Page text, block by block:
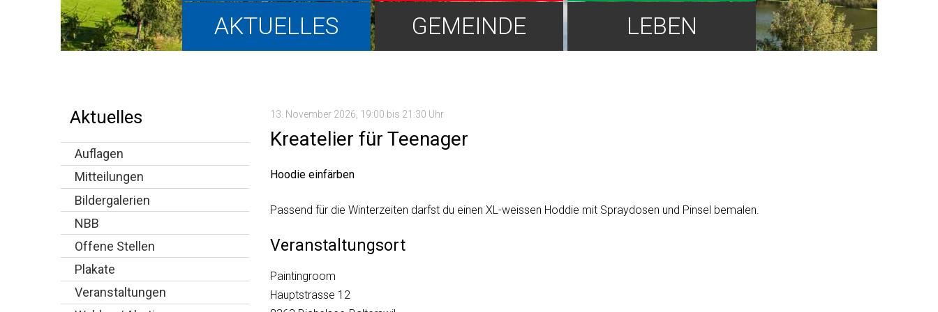
Hauptnavigation
AKTUELLES GEMEINDE LEBEN
Aktuelles
Auflagen
Mitteilungen
Bildergalerien
NBB
Offene Stellen
Plakate
Veranstaltungen
Kreatelier für Teenager
13. November 2026 , 19:00 bis 21:30 Uhr
Hoodie einfärben
Passend für die Winterzeiten darfst du einen XL-weissen Hoddie mit Spraydosen und Pinsel bemalen.
Veranstaltungsort
Paintingroom
Hauptstrasse 12